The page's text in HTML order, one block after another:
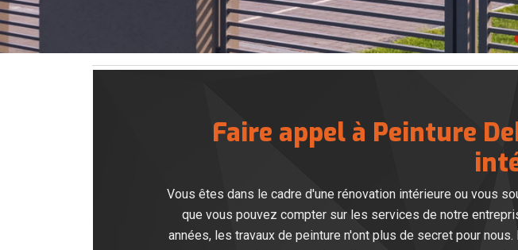
Faire appel à Peinture
Vous êtes dans le cadre d'une rénovation intérieure ou vous
que vous pouvez compter sur les services de notre
années, les travaux de peinture n'ont plus de secret pour